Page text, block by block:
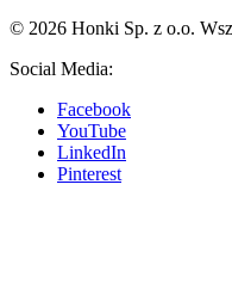
© 2026 Honki Sp. z o.o.
Social Media:
Facebook
YouTube
LinkedIn
Pinterest